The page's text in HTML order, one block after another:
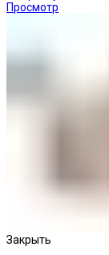
Просмотр
Закрыть